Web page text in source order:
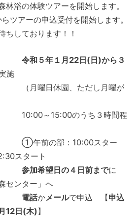
林浴の体験ツアーを開始します。
ツアーの申込受付を開始します。
しております！！
間令和５年１月22日(日)から３
施
園、ただし月曜が
10:00～15:00のうち３時間程
：10:00スター
スタート
法参加希望日の４日前までに
センター」へ
電話かメールで申込 【申込
12日(木)】